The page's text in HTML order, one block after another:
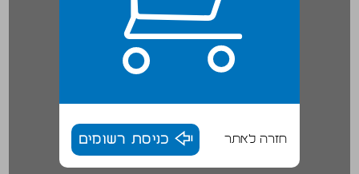
חזרה לאתר כניסת רשומים